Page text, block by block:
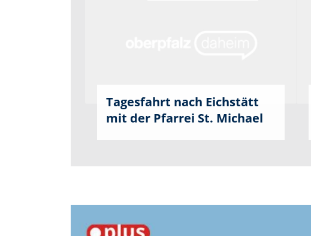
Tagesfahrt nach Eichstätt
mit der Pfarrei St. Michael